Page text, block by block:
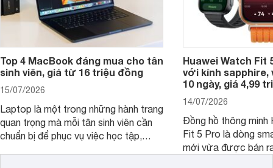
Top 4 MacBook đáng mua cho tân
sinh viên, giá từ 16 triệu đồng
15/07/2026
Laptop là một trong những hành trang
quan trọng mà mỗi tân sinh viên cần
chuẩn bị để phục vụ việc học tập,
Huawei Watch Fit
với kính sapphire,
10 ngày, giá 4,99
14/07/2026
Đồng hồ thông minh
Fit 5 Pro là dòng
mới vừa được bán